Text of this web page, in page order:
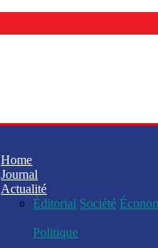
Home
Journal
Actualité
Éditorial Société
Politique